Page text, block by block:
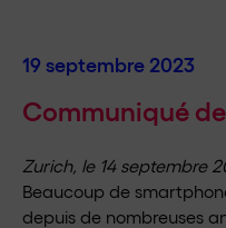
19 septembre 2023
Communiqué
Zurich, le 14 septembre
Beaucoup de
depuis de nombreuses